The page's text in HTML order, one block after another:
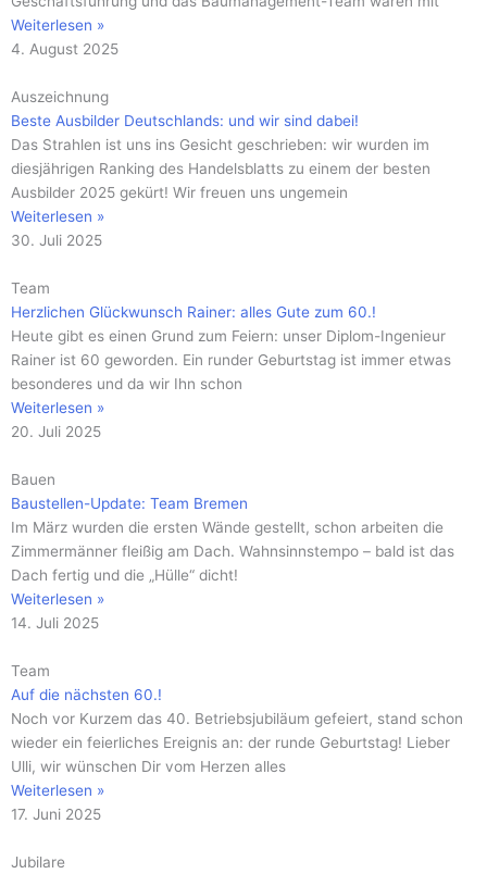
Weiterlesen »
4. August 2025
Auszeichnung
Beste Ausbilder Deutschlands: und wir sind dabei!
Das Strahlen ist uns ins Gesicht geschrieben: wir wurden im
diesjährigen Ranking des Handelsblatts zu einem der besten
Ausbilder 2025 gekürt! Wir freuen uns ungemein
Weiterlesen »
30. Juli 2025
Team
Herzlichen Glückwunsch Rainer: alles Gute zum 60.!
Heute gibt es einen Grund zum Feiern: unser Diplom-Ingenieur
Rainer ist 60 geworden. Ein runder Geburtstag ist immer etwas
besonderes und da wir Ihn schon
Weiterlesen »
20. Juli 2025
Bauen
Baustellen-Update: Team Bremen
Im März wurden die ersten Wände gestellt, schon arbeiten die
Zimmermänner fleißig am Dach. Wahnsinnstempo – bald ist das
Dach fertig und die „Hülle“ dicht!
Weiterlesen »
14. Juli 2025
Team
Auf die nächsten 60.!
Noch vor Kurzem das 40. Betriebsjubiläum gefeiert, stand schon
wieder ein feierliches Ereignis an: der runde Geburtstag! Lieber
Ulli, wir wünschen Dir vom Herzen alles
Weiterlesen »
17. Juni 2025
Jubilare